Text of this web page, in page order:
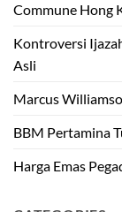
Commune Hong
Kontroversi
Asli
Marcus
BBM Pertamina
Harga Emas